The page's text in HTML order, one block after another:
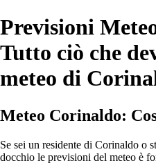
Previsioni
Tutto ciò che
meteo di
Meteo Corinaldo:
Se sei un residente di Corinaldo o
docchio le previsioni del meteo è